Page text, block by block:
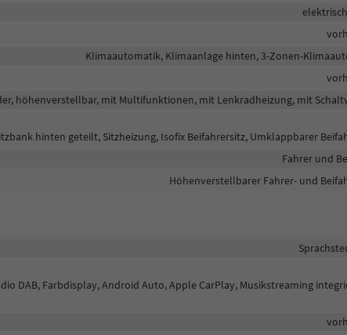
Klimaautomatik, Klimaanlage hinten, 3-Zonen-
höhenverstellbar, mit Multifunktionen, mit Lenkradheizung, mit
hinten geteilt, Sitzheizung, Isofix Beifahrersitz, Umklappbarer
Fahrer und
Höhenverstellbarer Fahrer- und
DAB, Farbdisplay, Android Auto, Apple CarPlay, Musikstreaming